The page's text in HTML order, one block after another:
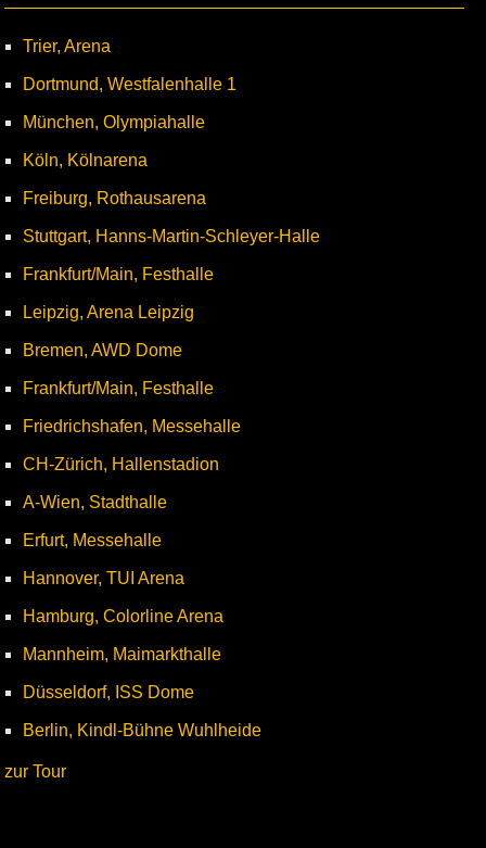
Trier, Arena
Dortmund, Westfalenhalle 1
München, Olympiahalle
Köln, Kölnarena
Freiburg, Rothausarena
Stuttgart, Hanns-Martin-Schleyer-Halle
Frankfurt/Main, Festhalle
Leipzig, Arena Leipzig
Bremen, AWD Dome
Frankfurt/Main, Festhalle
Friedrichshafen, Messehalle
CH-Zürich, Hallenstadion
A-Wien, Stadthalle
Erfurt, Messehalle
Hannover, TUI Arena
Hamburg, Colorline Arena
Mannheim, Maimarkthalle
Düsseldorf, ISS Dome
Berlin, Kindl-Bühne Wuhlheide
zur Tour